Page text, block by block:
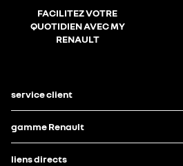
FACILITEZ VOTRE
QUOTIDIEN AVEC MY
RENAULT
service client
gamme Renault
liens directs